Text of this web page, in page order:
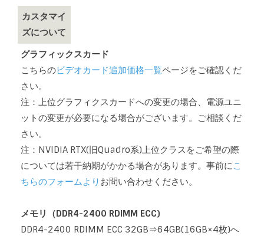
カスタマイ
ズについて
グラフィックスカード
こちらのビデオカード追加価格一覧ページをご確認くだ
さい。
注：上位グラフィクスカードへの変更の場合、電源ユニ
ットの変更が必要になる場合がございます。ご相談くだ
さい。
注：NVIDIA RTX(旧Quadro系)上位クラスをご希望の際
については若干納期がかかる場合があります。事前にこ
ちらのフォームより お問い合わせください。
メモリ（DDR4-2400 RDIMM ECC)
DDR4-2400 RDIMM ECC 32GB⇒64GB(16GB×4枚)へ